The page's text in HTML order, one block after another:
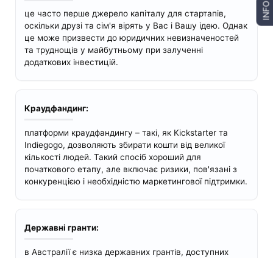
це часто перше джерело капіталу для стартапів,
оскільки друзі та сім'я вірять у Вас і Вашу ідею. Однак
це може призвести до юридичних невизначеностей
та труднощів у майбутньому при залученні
додаткових інвестицій.
Краудфандинг:
платформи краудфандингу – такі, як Kickstarter та
Indiegogo, дозволяють збирати кошти від великої
кількості людей. Такий спосіб хороший для
початкового етапу, але включає ризики, пов'язані з
конкуренцією і необхідністю маркетингової підтримки.
Державні гранти:
в Австралії є низка державних грантів, доступних
INFO